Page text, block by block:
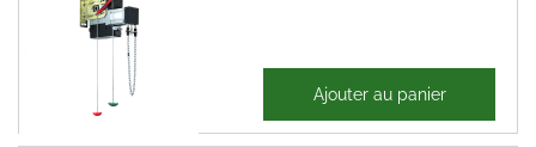
1 364,34 €
Ajouter au panier